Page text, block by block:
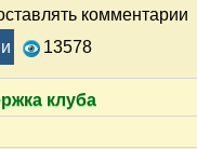
комментарии
13578
клуба